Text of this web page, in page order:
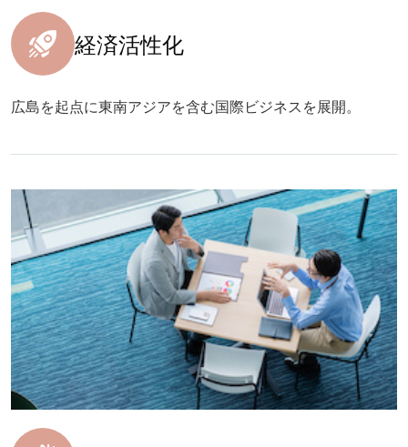
経済活性化
広島を起点に東南アジアを含む国際ビジネスを展開。